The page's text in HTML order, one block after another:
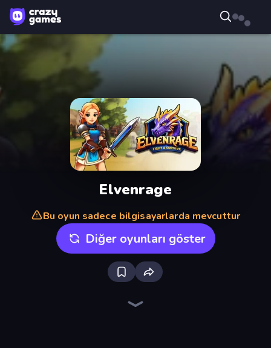
Elvenrage
Bu oyun sadece bilgisayarlarda mevcuttur
Diğer oyunları göster